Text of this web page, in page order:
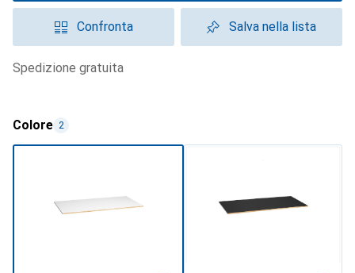
Confronta Salva nella lista
spedizione gratuita
Colore 2